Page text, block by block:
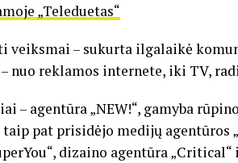
„Teleduetas“
veiksmai – sukurta ilgalaikė
nuo reklamos internete, iki TV,
– agentūra „NEW!“, gamyba
pat prisidėjo medijų agentūros
dizaino agentūra